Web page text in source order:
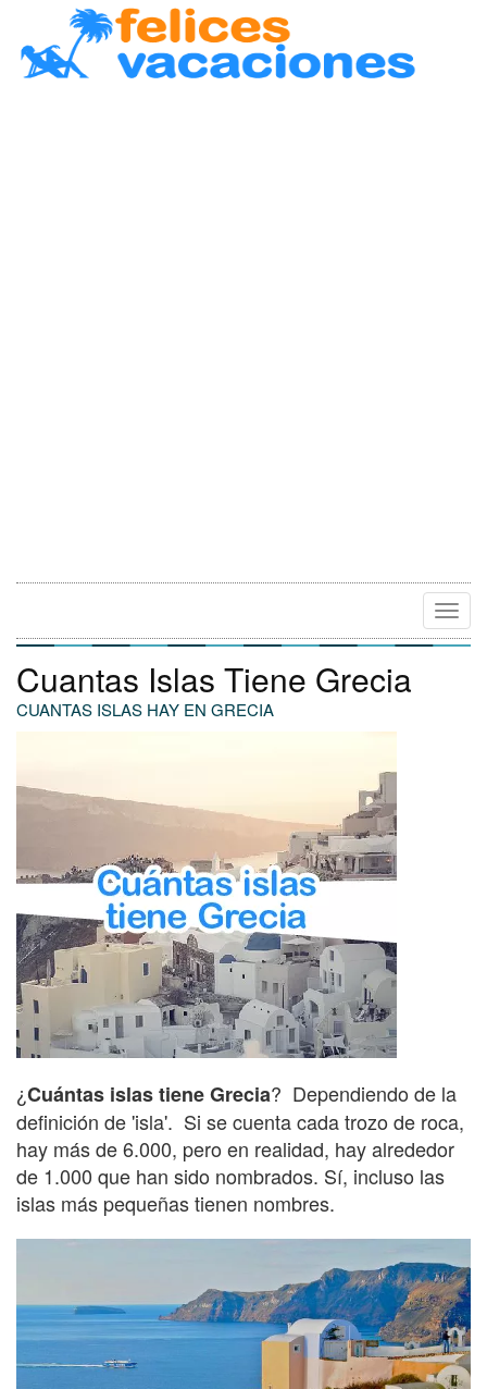
Cuantas Islas Tiene Grecia
CUANTAS ISLAS HAY EN GRECIA
¿Cuántas islas tiene Grecia? Dependiendo de la
definición de 'isla'. Si se cuenta cada trozo de roca,
hay más de 6.000, pero en realidad, hay alrededor
de 1.000 que han sido nombrados. Sí, incluso las
islas más pequeñas tienen nombres.